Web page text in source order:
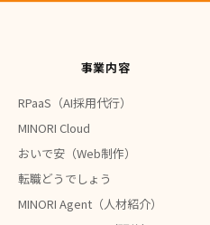
事業内容
RPaaS（AI採用代行）
MINORI Cloud
おいで安（Web制作）
転職どうでしょう
MINORI Agent（人材紹介）